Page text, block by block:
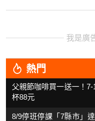
我是廣
熱門
父親節咖啡買一送一！
杯88元
8/9停班停課「7縣市」